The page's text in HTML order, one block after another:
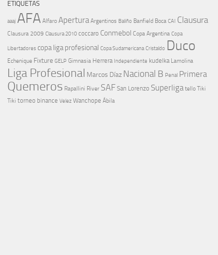
ETIQUETAS
aaaj AFA Alfaro Apertura Argentinos Baliño Banfield Boca CAI Clausura
Clausura 2009 Clausura 2010 coccaro Conmebol Copa Argentina Copa
Libertadores copa liga profesional Copa Sudamericana Cristaldo Duco
Echenique Fixture GELP Gimnasia Herrera Independiente kudelka Lamolina
Liga Profesional Marcos Díaz Nacional B Penal Primera
Quemeros Rapallini River SAF San Lorenzo Superliga tello Tiki
Tiki torneo binance Velez Wanchope Ábila